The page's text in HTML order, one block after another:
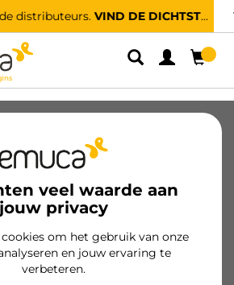
WILT U KLANT WORDEN?
veel waarde aan
jouw privacy
om het gebruik van onze
en jouw ervaring te
verbeteren.
voor Hang
breedte 450-
en Plastic, Verchroomd
producten
Klant worden